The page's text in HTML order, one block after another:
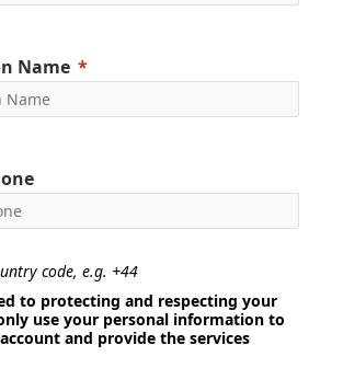
Name
code, e.g. +44
to protecting and respecting your
use your personal information to
and provide the services